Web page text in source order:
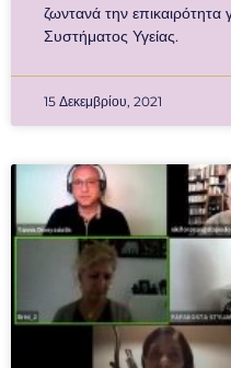
ζωντανά την
Συστήματος Υγείας.
15 Δεκεμβρίου, 2021